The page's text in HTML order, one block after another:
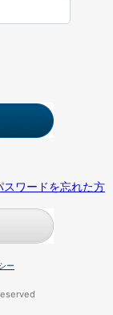
スワードを忘れた方
ー